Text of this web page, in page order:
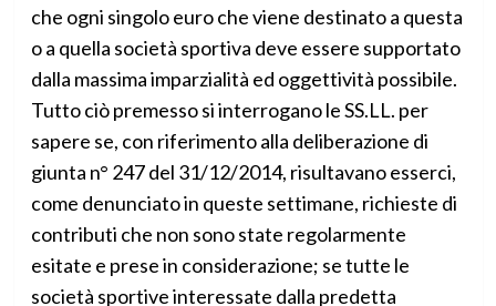
che ogni singolo euro che viene destinato a questa
o a quella società sportiva deve essere supportato
dalla massima imparzialità ed oggettività possibile.
Tutto ciò premesso si interrogano le SS.LL. per
sapere se, con riferimento alla deliberazione di
giunta n° 247 del 31/12/2014, risultavano esserci,
come denunciato in queste settimane, richieste di
contributi che non sono state regolarmente
esitate e prese in considerazione; se tutte le
società sportive interessate dalla predetta